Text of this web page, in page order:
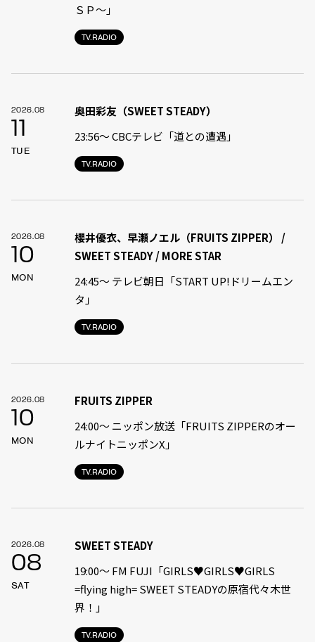
TV.RADIO
ＳＰ〜」
2026.08
11
TUE
TV.RADIO
奥田彩友（SWEET STEADY）
23:56〜 CBCテレビ「道との遭遇」
2026.08
10
MON
TV.RADIO
櫻井優衣、早瀬ノエル（FRUITS ZIPPER） /
SWEET STEADY / MORE STAR
24:45〜 テレビ朝日「START UP!ドリームエン
タ」
2026.08
10
MON
TV.RADIO
FRUITS ZIPPER
24:00〜 ニッポン放送「FRUITS ZIPPERのオー
ルナイトニッポンX」
2026.08
08
SAT
TV.RADIO
SWEET STEADY
19:00〜 FM FUJI「GIRLS♥GIRLS♥GIRLS
=flying high= SWEET STEADYの原宿代々木世
界！」